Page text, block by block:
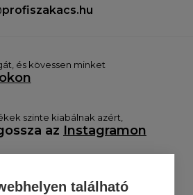
és kövessen minket
szinte kiabálnak azért,
az Instagramon
tesszük közzé
található